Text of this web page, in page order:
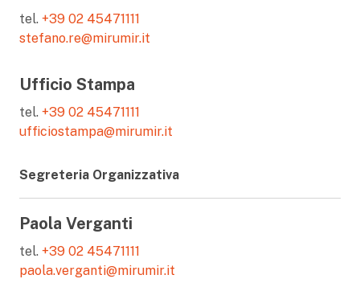
tel. +39 02 45471111
stefano.re@mirumir.it
Ufficio Stampa
tel. +39 02 45471111
ufficiostampa@mirumir.it
Segreteria Organizzativa
Paola Verganti
tel. +39 02 45471111
paola.verganti@mirumir.it